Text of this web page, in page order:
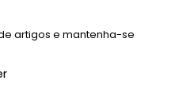
artigos e mantenha-se